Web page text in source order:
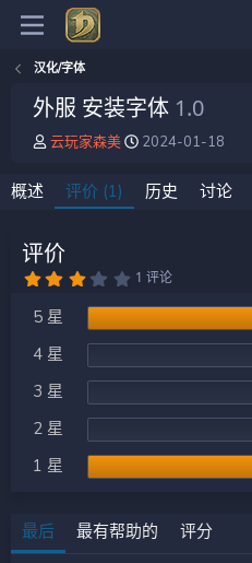
汉化/字体
外服 安装字体 1.0
作
云玩家森美
创
日
期
2024-01-18
概述 评价 (1) 历史 讨论
评价
3
0
0
星
1 评论
5 星
4 星
3 星
2 星
1 星
最后 最有帮助的 评分